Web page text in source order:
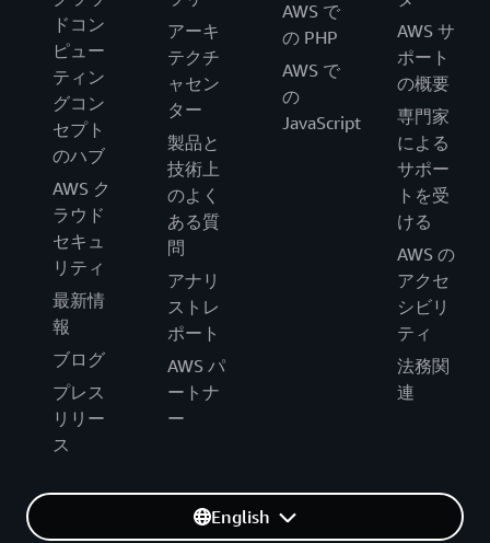
ドコン
ピュー
ティン
グコン
セプト
のハブ
AWS ク
ラウド
セキュ
リティ
最新情
報
ブログ
プレス
リリー
ス
アーキ
テクチ
ャセン
ター
製品と
技術上
のよく
ある質
問
アナリ
ストレ
ポート
AWS パ
ートナ
ー
AWS で
の PHP
AWS で
の
JavaScript
AWS サ
ポート
の概要
専門家
による
サポー
トを受
ける
AWS の
アクセ
シビリ
ティ
法務関
連
English